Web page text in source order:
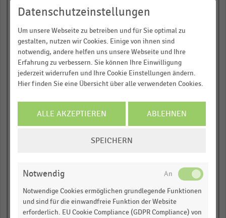
Ehrenstraße (Mitte),
Breite Straße (Mitte),
Wilhelmstraße,
Reutlingen
Hindenburgstraße
(Mitte),
Mönchengladbach
Ludwigstraße, Passau
Rothenburg, Münster
Langer Hof,
Brotstraße, Trier
Datenschutzeinstellungen
Um unsere Webseite zu betreiben und für Sie optimal zu
gestalten, nutzen wir Cookies. Einige von ihnen sind
notwendig, andere helfen uns unsere Webseite und Ihre
Erfahrung zu verbessern. Sie können Ihre Einwilligung
jederzeit widerrufen und Ihre Cookie Einstellungen ändern.
Hier finden Sie eine Übersicht über alle verwendeten Cookies.
ALLE AKZEPTIEREN ABLEHNEN
SPEICHERN
Notwendig
Notwendige Cookies ermöglichen grundlegende Funktionen
und sind für die einwandfreie Funktion der Website
erforderlich. EU Cookie Compliance (GDPR Compliance) von